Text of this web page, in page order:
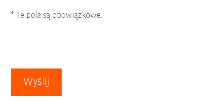
* Te pola są obowiązkowe.
Wyślij